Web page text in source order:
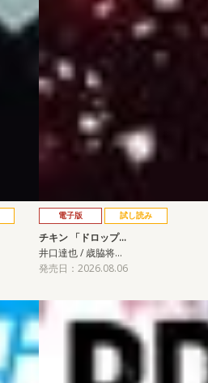
電子版 試し読み
チキン 「ドロップ…
井口達也 / 歳脇将…
発売日：2026.08.06